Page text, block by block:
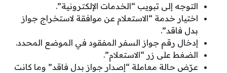
التوجه إلى تبويب “الخدمات الإلكترونية”.
اختيار خدمة “الاستعلام عن موافقة لاستخراج جواز
بدل فاقد”.
إدخال رقم جواز السفر المفقود في الموضع المحدد.
الضغط على زر “الاستعلام”.
عرّض حالة معاملة “إصدار جواز بدل فاقد” وما كانت